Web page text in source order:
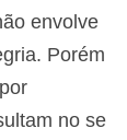
envolve
Porém
no se